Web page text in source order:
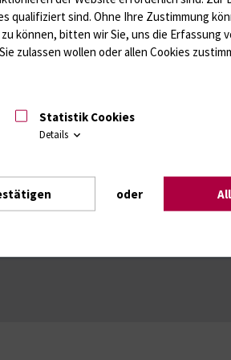
Knochen; Hypophyse / Wachstum;
Autoimmundiagnostik
Antiepileptika,
Intranet Login (für Studenten)
qualifiziert sind. Ohne Ihre Zustimmung
können, bitten wir Sie, uns die Erfassung
zulassen wollen oder allen Cookies
Statistik Cookies
Details
oder